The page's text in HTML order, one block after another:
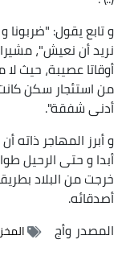
و تابع يقول: "ضربونا و
نريد أن نعيش"،
أوقاتا عصيبة، حيث
من استئجار سكن
أدنى شفقة".
و أبرز المهاجر ذاته
أبدا و حتى الرحيل
خرجت من البلاد
أصدقائه.
المصدروأج المخزن